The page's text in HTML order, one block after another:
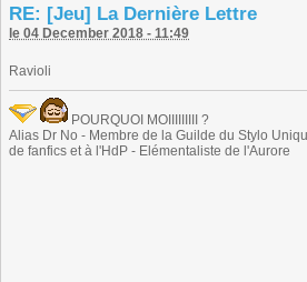
RE: [Jeu] La Dernière Lettre
le 04 December 2018 - 11:49
Ravioli
POURQUOI MOIIIIIIIII ?
Alias Dr No - Membre de la Guilde du Stylo
de fanfics et à l'HdP - Elémentaliste de l'Aurore